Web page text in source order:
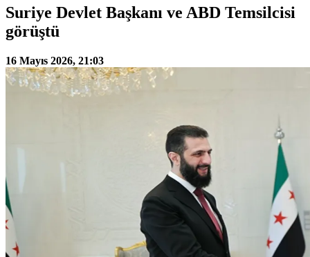
Suriye Devlet Başkanı ve ABD Temsilcisi
görüştü
16 Mayıs 2026, 21:03